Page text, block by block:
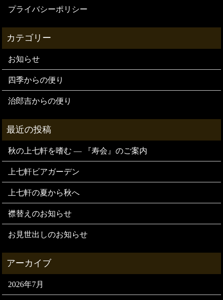
プライバシーポリシー
お知らせ
四季からの便り
治郎吉からの便り
秋の上七軒を嗜む — 『寿会』のご案内
上七軒ビアガーデン
上七軒の夏から秋へ
襟替えのお知らせ
お見世出しのお知らせ
2026年7月